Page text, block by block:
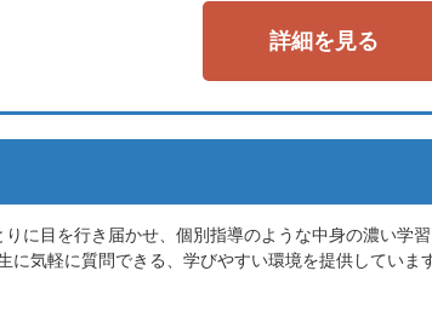
詳細を見る
に目を行き届かせ、個別指導のような中身の濃い学
気軽に質問できる、学びやすい環境を提供しています